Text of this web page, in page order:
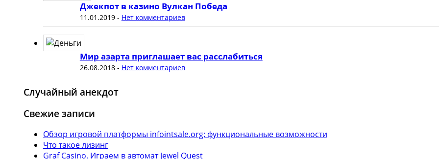
Джекпот в казино Вулкан Победа
11.01.2019- Нет комментариев
Мир азарта приглашает вас расслабиться
26.08.2018- Нет комментариев
Случайный анекдот
Свежие записи
Обзор игровой платформы infointsale.org: функциональные возможности
Что такое лизинг
Graf Casino. Играем в автомат Jewel Quest